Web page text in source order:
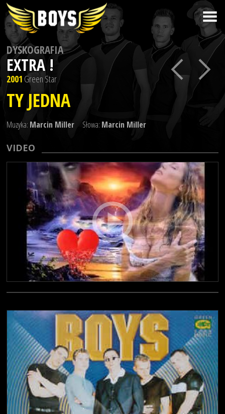
DYSKOGRAFIA
EXTRA !
2001 Green Star
TY JEDNA
Muzyka: Marcin Miller Słowa: Marcin Miller
VIDEO